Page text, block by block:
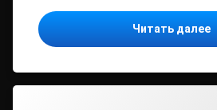
Читать далее